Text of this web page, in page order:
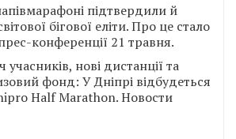
підтвердили й
бігової еліти. Про це стало
конференції 21 травня.